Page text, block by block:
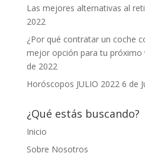
Las mejores alternativas al
2022
¿Por qué contratar un coche
mejor opción para tu próximo
de 2022
Horóscopos JULIO 2022 6 de
¿Qué estás buscando?
Inicio
Sobre Nosotros